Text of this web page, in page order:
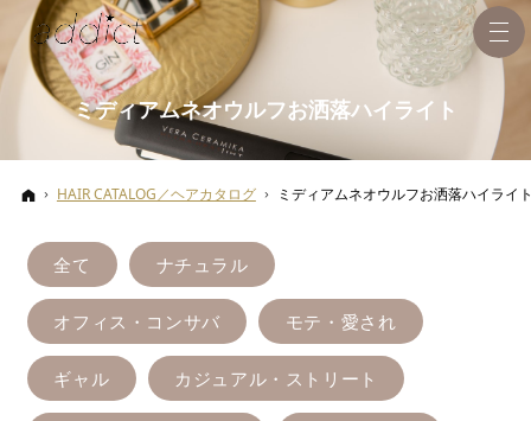
ミディアムネオウルフお洒落ハイライト
ホーム
HAIR CATALOG／ヘアカタログ ミディアムネオウルフお洒落ハイライ
全て ナチュラル
オフィス・コンサバ モテ・愛され
ギャル カジュアル・ストリート